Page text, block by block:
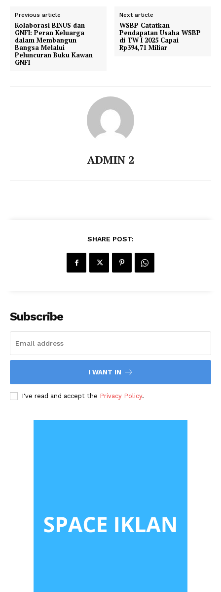
Previous article
Kolaborasi BINUS dan
GNFI: Peran Keluarga
dalam Membangun
Bangsa Melalui
Peluncuran Buku Kawan
GNFI
Next article
WSBP Catatkan
Pendapatan Usaha WSBP
di TW I 2025 Capai
Rp394,71 Miliar
ADMIN 2
SHARE POST:
Subscribe
I WANT IN
I've read and accept the Privacy Policy.